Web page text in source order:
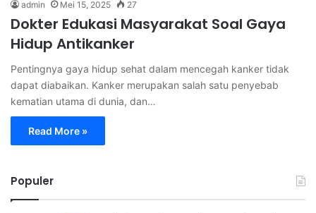
admin Mei 15, 2025 27
Dokter Edukasi Masyarakat Soal Gaya
Hidup Antikanker
Pentingnya gaya hidup sehat dalam mencegah kanker tidak
dapat diabaikan. Kanker merupakan salah satu penyebab
kematian utama di dunia, dan…
Read More »
Populer